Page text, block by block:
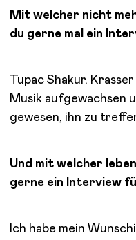
Mit welcher nicht
du gerne mal ein
Tupac Shakur.
Musik aufgewachsen
gewesen, ihn zu
Und mit welcher
gerne ein Interview
Ich habe mein